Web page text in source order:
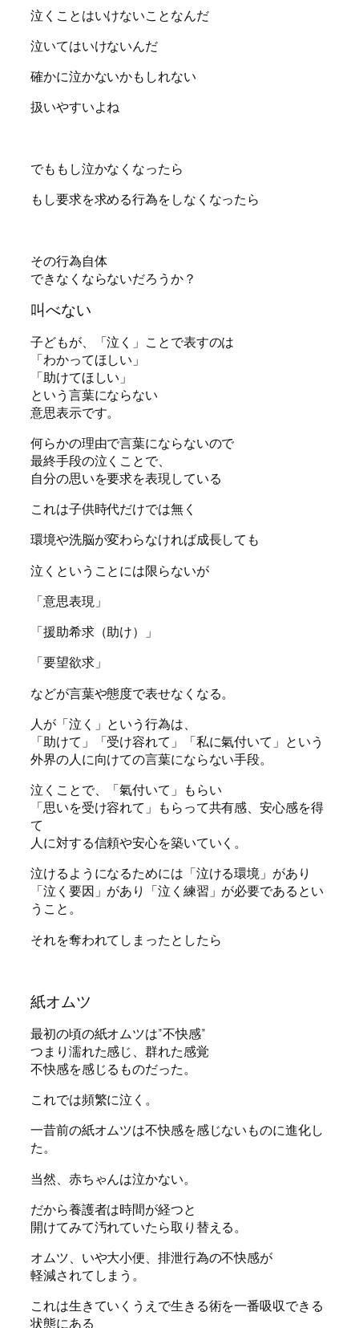
泣くことはいけないことなんだ
泣いてはいけないんだ
確かに泣かないかもしれない
扱いやすいよね
でももし泣かなくなったら
もし要求を求める行為をしなくなったら
その行為自体
できなくならないだろうか？
叫べない
子どもが、「泣く」ことで表すのは
「わかってほしい」
「助けてほしい」
という言葉にならない
意思表示です。
何らかの理由で言葉にならないので
最終手段の泣くことで、
自分の思いを要求を表現している
これは子供時代だけでは無く
環境や洗脳が変わらなければ成長しても
泣くということには限らないが
「意思表現」
「援助希求（助け）」
「要望欲求」
などが言葉や態度で表せなくなる。
人が「泣く」という行為は、
「助けて」「受け容れて」「私に氣付いて」という
外界の人に向けての言葉にならない手段。
泣くことで、「氣付いて」もらい
「思いを受け容れて」もらって共有感、安心感を得
て
人に対する信頼や安心を築いていく。
泣けるようになるためには「泣ける環境」があり
「泣く要因」があり「泣く練習」が必要であるとい
うこと。
それを奪われてしまったとしたら
紙オムツ
最初の頃の紙オムツは”不快感”
つまり濡れた感じ、群れた感覚
不快感を感じるものだった。
これでは頻繁に泣く。
一昔前の紙オムツは不快感を感じないものに進化し
た。
当然、赤ちゃんは泣かない。
だから養護者は時間が経つと
開けてみて汚れていたら取り替える。
オムツ、いや大小便、排泄行為の不快感が
軽減されてしまう。
これは生きていくうえで生きる術を一番吸収できる
状態にある